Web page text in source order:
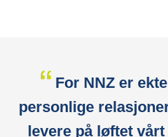
For NNZ er
personlige
levere på løftet